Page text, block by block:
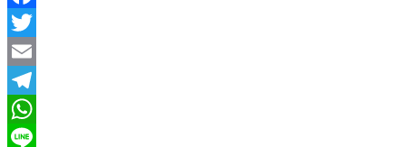
Facebook
Twitter
Email
Telegram
WhatsApp